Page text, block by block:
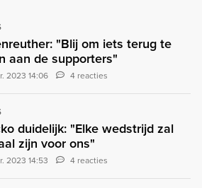
"Blij om iets terug te
aan de supporters"
2023 14:06 4 reacties
duidelijk: "Elke wedstrijd zal
zijn voor ons"
2023 14:53 4 reacties